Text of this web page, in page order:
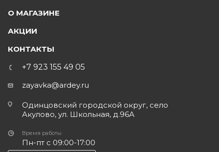
О МАГАЗИНЕ
АКЦИИ
КОНТАКТЫ
+7 923 155 49 05
zayavka@ardey.ru
Одинцовский городской округ, село
Акулово, ул. Школьная, д.96А
Время работы
Пн-пт с 09:00-17:00